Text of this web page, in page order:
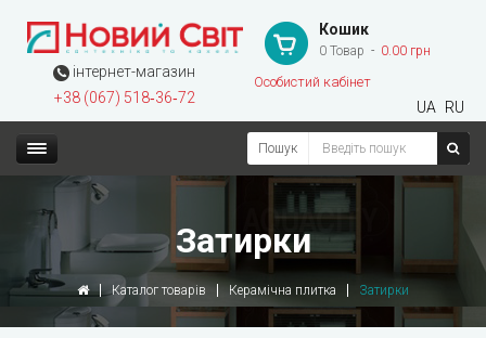
інтернет-магазин
+38 (067) 518‑36‑72
Кошик
0 Товар 0.00 грн
Особистий кабінет
UA RU
Пошук
Затирки
Каталог товарів Керамічна плитка Затирки